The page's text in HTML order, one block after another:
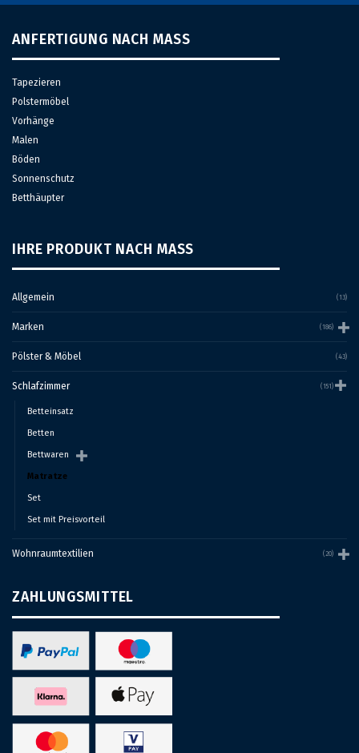
ANFERTIGUNG NACH MASS
Tapezieren
Polstermöbel
Vorhänge
Malen
Böden
Sonnenschutz
Betthäupter
IHRE PRODUKT NACH MASS
Allgemein (13)
Marken (186)
Pölster & Möbel (43)
Schlafzimmer (151)
Betteinsatz
Betten
Bettwaren
Matratze
Set
Set mit Preisvorteil
Wohnraumtextilien (20)
ZAHLUNGSMITTEL